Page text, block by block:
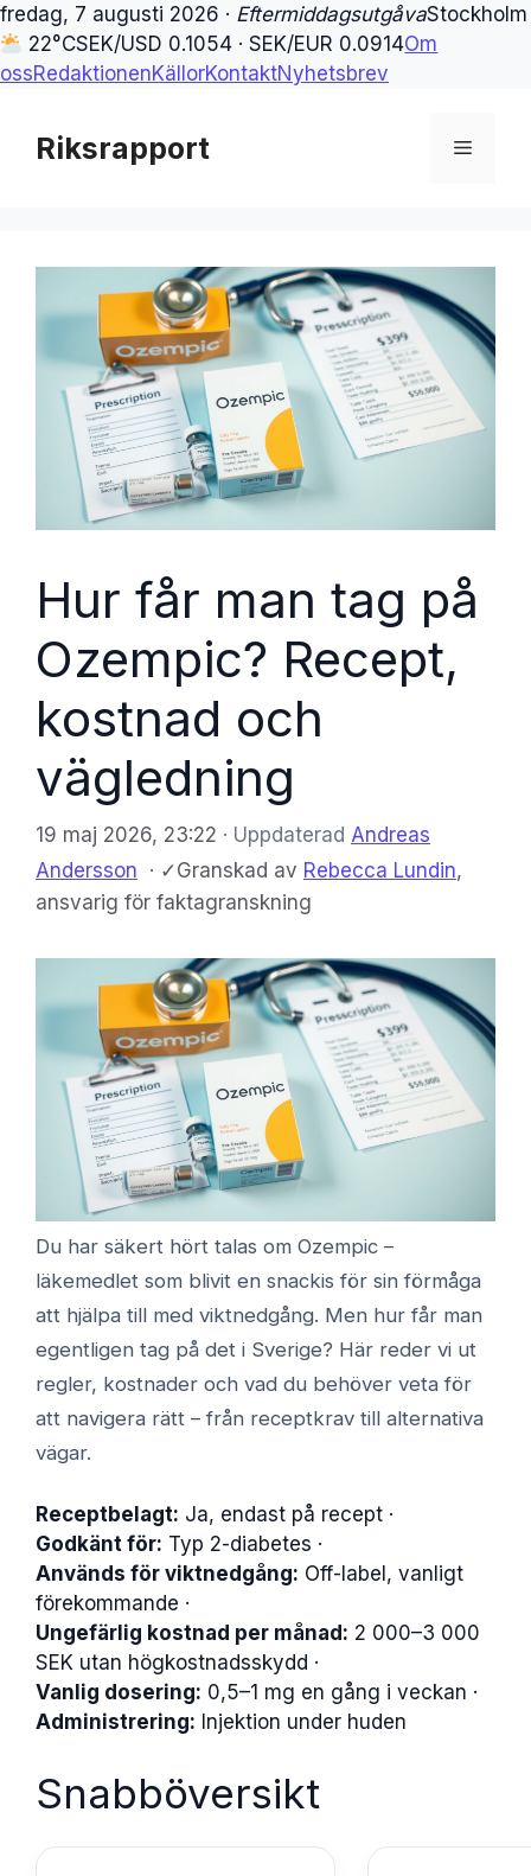
fredag, 7 augusti 2026 · EftermiddagsutgåvaStockholm
22°CSEK/USD 0.1054 · SEK/EUR 0.0914Om
ossRedaktionenKällorKontaktNyhetsbrev
innehållRiksrapport Meny
Hur får man tag på
Ozempic? Recept,
kostnad och
vägledning
19 maj 2026, 23:22 · Uppdaterad Andreas
Andersson · ✓Granskad av Rebecca Lundin,
ansvarig för faktagranskning
Du har säkert hört talas om Ozempic –
läkemedlet som blivit en snackis för sin förmåga
att hjälpa till med viktnedgång. Men hur får man
egentligen tag på det i Sverige? Här reder vi ut
regler, kostnader och vad du behöver veta för
att navigera rätt – från receptkrav till alternativa
vägar.
Receptbelagt: Ja, endast på recept ·
Godkänt för: Typ 2-diabetes ·
Används för viktnedgång: Off-label, vanligt
förekommande ·
Ungefärlig kostnad per månad: 2 000–3 000
SEK utan högkostnadsskydd ·
Vanlig dosering: 0,5–1 mg en gång i veckan ·
Administrering: Injektion under huden
Snabböversikt